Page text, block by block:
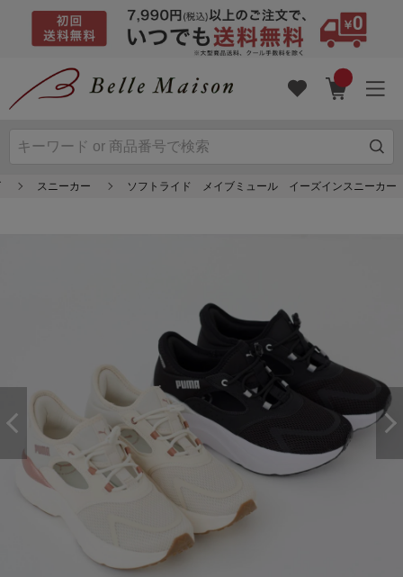
スニーカー ソフトライド メイブミュール イーズインスニーカー